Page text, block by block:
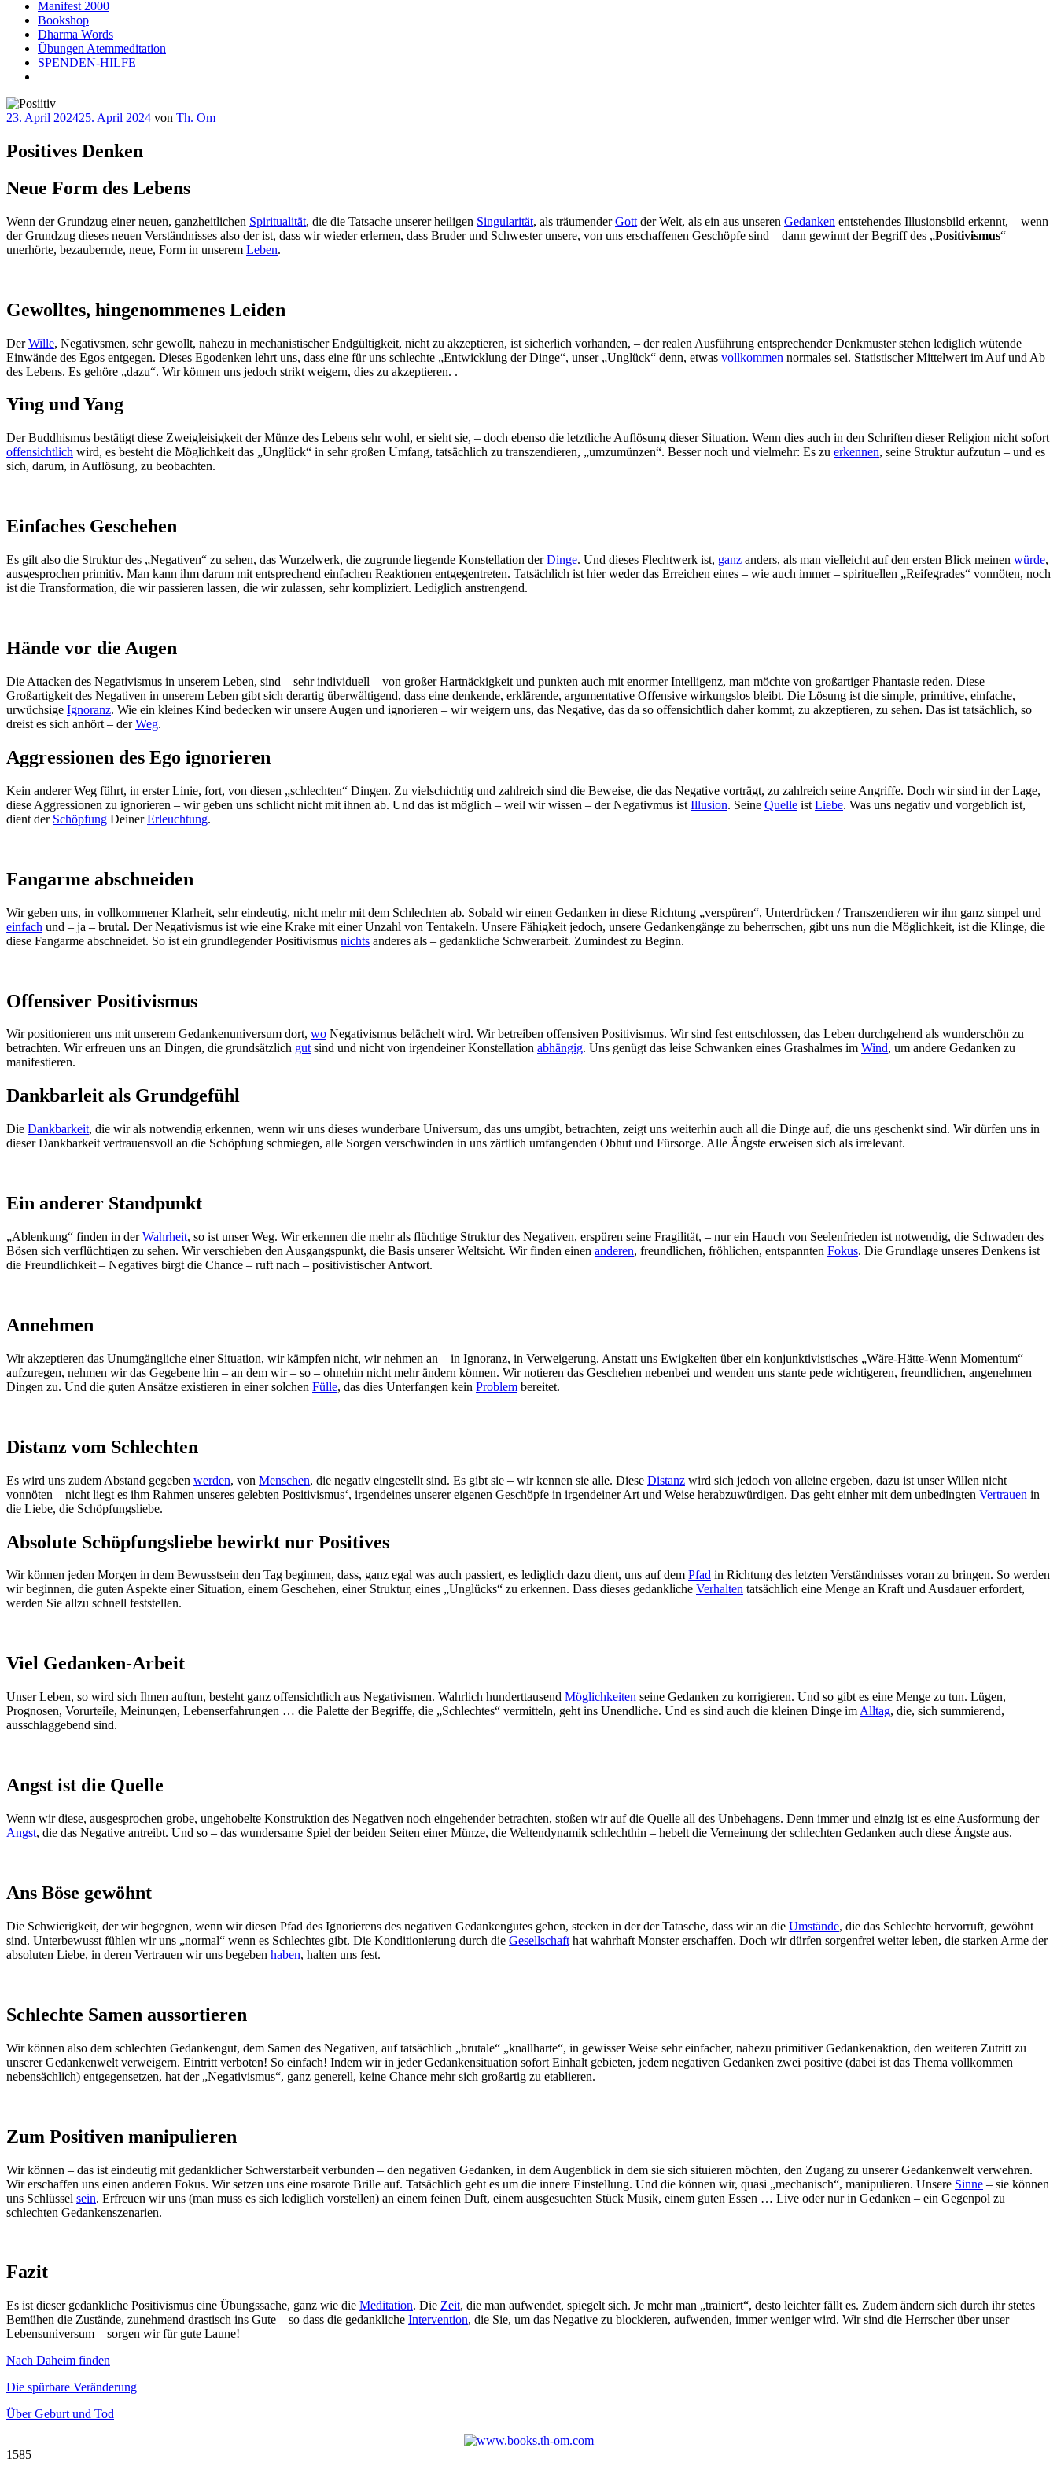
Manifest 2000
Bookshop
Dharma Words
Übungen Atemmeditation
SPENDEN-HILFE
Veröffentlicht
23. April 202425. April 2024 von Th. Om
Positives Denken
Neue Form des Lebens
Wenn der Grundzug einer neuen, ganzheitlichen Spiritualität, die die Tatsache unserer heiligen Singularität, als träumenderGott der Welt, als ein aus unseren Gedanken entstehendes Illusionsbild erkennt, – wenn
der Grundzug dieses neuen Verständnisses also der ist, dass wir wieder erlernen, dass Bruder und Schwester unsere, von uns erschaffenen Geschöpfe sind – dann gewinnt der Begriff des „Positivismus“
unerhörte, bezaubernde, neue, Form in unserem Leben.
Gewolltes, hingenommenes Leiden
DerWille, Negativsmen, sehr gewollt, nahezu in mechanistischer Endgültigkeit, nicht zu akzeptieren, ist sicherlich vorhanden, – der realen Ausführung entsprechender Denkmuster stehen lediglich wütende
Einwände des Egos entgegen. Dieses Egodenken lehrt uns, dass eine für uns schlechte „Entwicklung der Dinge“, unser „Unglück“ denn, etwas vollkommen normales sei. Statistischer Mittelwert im Auf und Ab
des Lebens. Es gehöre „dazu“. Wir können uns jedoch strikt weigern, dies zu akzeptieren. .
Ying und Yang
Der Buddhismus bestätigt diese Zweigleisigkeit der Münze des Lebens sehr wohl, er sieht sie, – doch ebenso die letztliche Auflösung dieser Situation. Wenn dies auch in den Schriften dieser Religion nicht sofort
offensichtlich wird, es besteht die Möglichkeit das „Unglück“ in sehr großen Umfang, tatsächlich zu transzendieren, „umzumünzen“. Besser noch und vielmehr: Es zu erkennen, seine Struktur aufzutun – und es
sich, darum, in Auflösung, zu beobachten.
Einfaches Geschehen
Es gilt also die Struktur des „Negativen“ zu sehen, das Wurzelwerk, die zugrunde liegende Konstellation derDinge. Und dieses Flechtwerk ist, ganz anders, als man vielleicht auf den ersten Blick meinen würde,
ausgesprochen primitiv. Man kann ihm darum mit entsprechend einfachen Reaktionen entgegentreten. Tatsächlich ist hier weder das Erreichen eines – wie auch immer – spirituellen „Reifegrades“ vonnöten, noch
ist die Transformation, die wir passieren lassen, die wir zulassen, sehr kompliziert. Lediglich anstrengend.
Hände vor die Augen
Die Attacken des Negativismus in unserem Leben, sind – sehr individuell – von großer Hartnäckigkeit und punkten auch mit enormer Intelligenz, man möchte von großartiger Phantasie reden. Diese
Großartigkeit des Negativen in unserem Leben gibt sich derartig überwältigend, dass eine denkende, erklärende, argumentative Offensive wirkungslos bleibt. Die Lösung ist die simple, primitive, einfache,
urwüchsige Ignoranz. Wie ein kleines Kind bedecken wir unsere Augen und ignorieren – wir weigern uns, das Negative, das da so offensichtlich daher kommt, zu akzeptieren, zu sehen. Das ist tatsächlich, so
dreist es sich anhört – derWeg.
Aggressionen des Ego ignorieren
Kein anderer Weg führt, in erster Linie, fort, von diesen „schlechten“ Dingen. Zu vielschichtig und zahlreich sind die Beweise, die das Negative vorträgt, zu zahlreich seine Angriffe. Doch wir sind in der Lage,
diese Aggressionen zu ignorieren – wir geben uns schlicht nicht mit ihnen ab. Und das ist möglich – weil wir wissen – der Negativmus ist Illusion. Seine Quelle ist Liebe. Was uns negativ und vorgeblich ist,
dient der Schöpfung DeinerErleuchtung.
Fangarme abschneiden
Wir geben uns, in vollkommener Klarheit, sehr eindeutig, nicht mehr mit dem Schlechten ab. Sobald wir einen Gedanken in diese Richtung „verspüren“, Unterdrücken / Transzendieren wir ihn ganz simpel und
einfach und – ja – brutal. Der Negativismus ist wie eine Krake mit einer Unzahl von Tentakeln. Unsere Fähigkeit jedoch, unsere Gedankengänge zu beherrschen, gibt uns nun die Möglichkeit, ist die Klinge, die
diese Fangarme abschneidet. So ist ein grundlegender Positivismus nichts anderes als – gedankliche Schwerarbeit. Zumindest zu Beginn.
Offensiver Positivismus
Wir positionieren uns mit unserem Gedankenuniversum dort, wo Negativismus belächelt wird. Wir betreiben offensiven Positivismus. Wir sind fest entschlossen, das Leben durchgehend als wunderschön zu
betrachten. Wir erfreuen uns an Dingen, die grundsätzlich gutsind und nicht von irgendeiner Konstellation abhängig. Uns genügt das leise Schwanken eines Grashalmes im Wind, um andere Gedanken zu
manifestieren.
Dankbarleit als Grundgefühl
Die Dankbarkeit, die wir als notwendig erkennen, wenn wir uns dieses wunderbare Universum, das uns umgibt, betrachten, zeigt uns weiterhin auch all die Dinge auf, die uns geschenkt sind. Wir dürfen uns in
dieser Dankbarkeit vertrauensvoll an die Schöpfung schmiegen, alle Sorgen verschwinden in uns zärtlich umfangenden Obhut und Fürsorge. Alle Ängste erweisen sich als irrelevant.
Ein anderer Standpunkt
„Ablenkung“ finden in derWahrheit, so ist unser Weg. Wir erkennen die mehr als flüchtige Struktur des Negativen, erspüren seine Fragilität, – nur ein Hauch von Seelenfrieden ist notwendig, die Schwaden des
Bösen sich verflüchtigen zu sehen. Wir verschieben den Ausgangspunkt, die Basis unserer Weltsicht. Wir finden einen anderen, freundlichen, fröhlichen, entspannten Fokus. Die Grundlage unseres Denkens ist
die Freundlichkeit – Negatives birgt die Chance – ruft nach – positivistischer Antwort.
Annehmen
Wir akzeptieren das Unumgängliche einer Situation, wir kämpfen nicht, wir nehmen an – in Ignoranz, in Verweigerung. Anstatt uns Ewigkeiten über ein konjunktivistisches „Wäre-Hätte-Wenn Momentum“
aufzuregen, nehmen wir das Gegebene hin – an dem wir – so – ohnehin nicht mehr ändern können. Wir notieren das Geschehen nebenbei und wenden uns stante pede wichtigeren, freundlichen, angenehmen
Dingen zu. Und die guten Ansätze existieren in einer solchen Fülle, das dies Unterfangen kein Problem bereitet.
Distanz vom Schlechten
Es wird uns zudem Abstand gegeben werden, von Menschen, die negativ eingestellt sind. Es gibt sie – wir kennen sie alle. Diese Distanz wird sich jedoch von alleine ergeben, dazu ist unser Willen nicht
vonnöten – nicht liegt es ihm Rahmen unseres gelebten Positivismus‘, irgendeines unserer eigenen Geschöpfe in irgendeiner Art und Weise herabzuwürdigen. Das geht einher mit dem unbedingten Vertrauen in
die Liebe, die Schöpfungsliebe.
Absolute Schöpfungsliebe bewirkt nur Positives
Wir können jeden Morgen in dem Bewusstsein den Tag beginnen, dass, ganz egal was auch passiert, es lediglich dazu dient, uns auf dem Pfad in Richtung des letzten Verständnisses voran zu bringen. So werden
wir beginnen, die guten Aspekte einer Situation, einem Geschehen, einer Struktur, eines „Unglücks“ zu erkennen. Dass dieses gedankliche Verhalten tatsächlich eine Menge an Kraft und Ausdauer erfordert,
werden Sie allzu schnell feststellen.
Viel Gedanken-Arbeit
Unser Leben, so wird sich Ihnen auftun, besteht ganz offensichtlich aus Negativismen. Wahrlich hunderttausend Möglichkeiten seine Gedanken zu korrigieren. Und so gibt es eine Menge zu tun. Lügen,
Prognosen, Vorurteile, Meinungen, Lebenserfahrungen … die Palette der Begriffe, die „Schlechtes“ vermitteln, geht ins Unendliche. Und es sind auch die kleinen Dinge im Alltag, die, sich summierend,
ausschlaggebend sind.
Angst ist die Quelle
Wenn wir diese, ausgesprochen grobe, ungehobelte Konstruktion des Negativen noch eingehender betrachten, stoßen wir auf die Quelle all des Unbehagens. Denn immer und einzig ist es eine Ausformung der
Angst, die das Negative antreibt. Und so – das wundersame Spiel der beiden Seiten einer Münze, die Weltendynamik schlechthin – hebelt die Verneinung der schlechten Gedanken auch diese Ängste aus.
Ans Böse gewöhnt
Die Schwierigkeit, der wir begegnen, wenn wir diesen Pfad des Ignorierens des negativen Gedankengutes gehen, stecken in der der Tatasche, dass wir an die Umstände, die das Schlechte hervorruft, gewöhnt
sind. Unterbewusst fühlen wir uns „normal“ wenn es Schlechtes gibt. Die Konditionierung durch die Gesellschaft hat wahrhaft Monster erschaffen. Doch wir dürfen sorgenfrei weiter leben, die starken Arme der
absoluten Liebe, in deren Vertrauen wir uns begeben haben, halten uns fest.
Schlechte Samen aussortieren
Wir können also dem schlechten Gedankengut, dem Samen des Negativen, auf tatsächlich „brutale“ „knallharte“, in gewisser Weise sehr einfacher, nahezu primitiver Gedankenaktion, den weiteren Zutritt zu
unserer Gedankenwelt verweigern. Eintritt verboten! So einfach! Indem wir in jeder Gedankensituation sofort Einhalt gebieten, jedem negativen Gedanken zwei positive (dabei ist das Thema vollkommen
nebensächlich) entgegensetzen, hat der „Negativismus“, ganz generell, keine Chance mehr sich großartig zu etablieren.
Zum Positiven manipulieren
Wir können – das ist eindeutig mit gedanklicher Schwerstarbeit verbunden – den negativen Gedanken, in dem Augenblick in dem sie sich situieren möchten, den Zugang zu unserer Gedankenwelt verwehren.
Wir erschaffen uns einen anderen Fokus. Wir setzen uns eine rosarote Brille auf. Tatsächlich geht es um die innere Einstellung. Und die können wir, quasi „mechanisch“, manipulieren. Unsere Sinne – sie können
uns Schlüssel sein. Erfreuen wir uns (man muss es sich lediglich vorstellen) an einem feinen Duft, einem ausgesuchten Stück Musik, einem guten Essen … Live oder nur in Gedanken – ein Gegenpol zu
schlechten Gedankenszenarien.
Fazit
Es ist dieser gedankliche Positivismus eine Übungssache, ganz wie die Meditation. Die Zeit, die man aufwendet, spiegelt sich. Je mehr man „trainiert“, desto leichter fällt es. Zudem ändern sich durch ihr stetes
Bemühen die Zustände, zunehmend drastisch ins Gute – so dass die gedankliche Intervention, die Sie, um das Negative zu blockieren, aufwenden, immer weniger wird. Wir sind die Herrscher über unser
Lebensuniversum – sorgen wir für gute Laune!
Nach Daheim finden
Die spürbare Veränderung
Über Geburt und Tod
1585